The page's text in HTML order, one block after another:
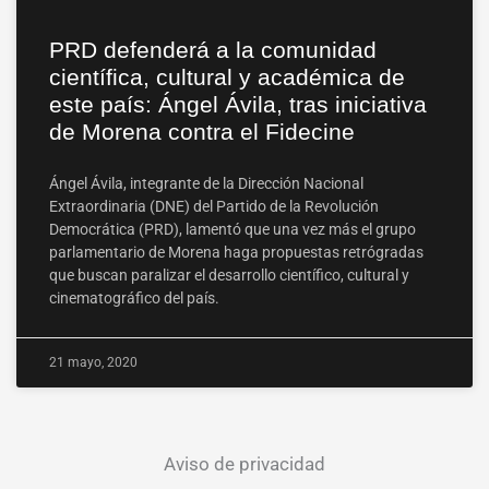
PRD defenderá a la comunidad
científica, cultural y académica de
este país: Ángel Ávila, tras iniciativa
de Morena contra el Fidecine
Ángel Ávila, integrante de la Dirección Nacional
Extraordinaria (DNE) del Partido de la Revolución
Democrática (PRD), lamentó que una vez más el grupo
parlamentario de Morena haga propuestas retrógradas
que buscan paralizar el desarrollo científico, cultural y
cinematográfico del país.
21 mayo, 2020
Aviso de privacidad